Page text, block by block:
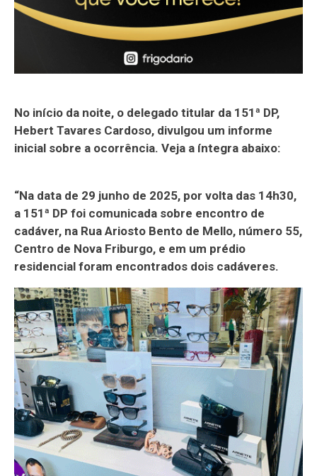
No início da noite, o delegado titular da 151ª DP,
Hebert Tavares Cardoso, divulgou um informe
inicial sobre a ocorrência. Veja a íntegra abaixo:
“Na data de 29 junho de 2025, por volta das 14h30,
a 151ª DP foi comunicada sobre encontro de
cadáver, na Rua Ariosto Bento de Mello, número 55,
Centro de Nova Friburgo, e em um prédio
residencial foram encontrados dois cadáveres.